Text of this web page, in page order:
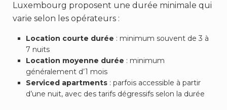
Luxembourg proposent une durée minimale qui
varie selon les opérateurs :
Location courte durée : minimum souvent de 3 à
7 nuits
Location moyenne durée : minimum
généralement d’1 mois
Serviced apartments : parfois accessible à partir
d’une nuit, avec des tarifs dégressifs selon la durée